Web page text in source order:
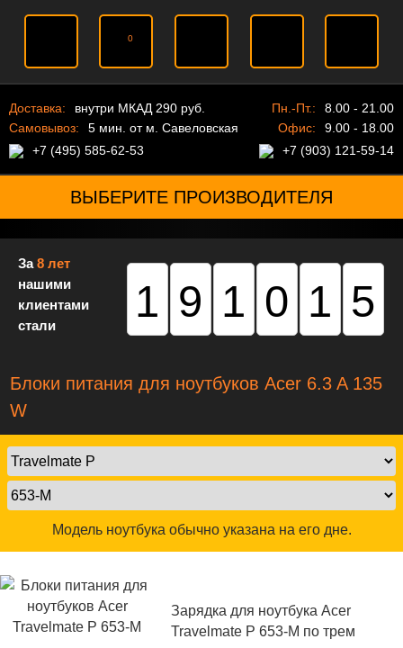
0
Доставка:
внутри МКАД 290 руб.
Самовывоз:
5 мин. от м. Савеловская
+7 (495) 585-62-53
Пн.-Пт.:
8.00 - 21.00
Офис:
9.00 - 18.00
+7 (903) 121-59-14
ВЫБЕРИТЕ ПРОИЗВОДИТЕЛЯ
За8 лет
нашими
клиентами
стали
191015
Блоки питания для ноутбуков Acer 6.3 A 135
W
Модель ноутбука обычно указана на его дне.
Зарядка для ноутбука Acer
Travelmate P 653-M по трем